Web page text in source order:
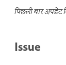
पिछली बार अपडेट
Issue